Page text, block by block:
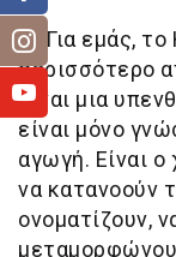
🏫 Για εμάς,
περισσότερο
Είναι μια
είναι μόνο
αγωγή. Είναι
να κατανοούν
ονοματίζουν,